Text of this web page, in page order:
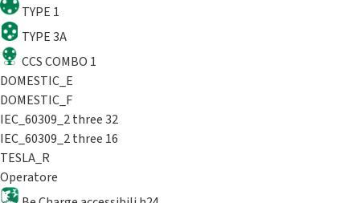
TYPE 1
TYPE 3A
CCS COMBO 1
DOMESTIC_E
DOMESTIC_F
IEC_60309_2 three 32
IEC_60309_2 three 16
TESLA_R
Operatore